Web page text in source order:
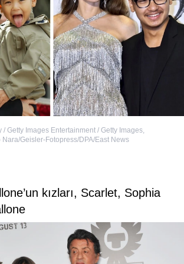
/ Getty Images Entertainment / Getty Images,
Nara/Geisler-Fotopress/DPA/East News
kızları, Scarlet, Sophia